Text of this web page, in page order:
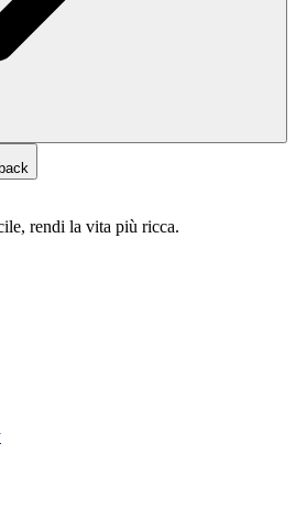
rendi la vita più ricca.